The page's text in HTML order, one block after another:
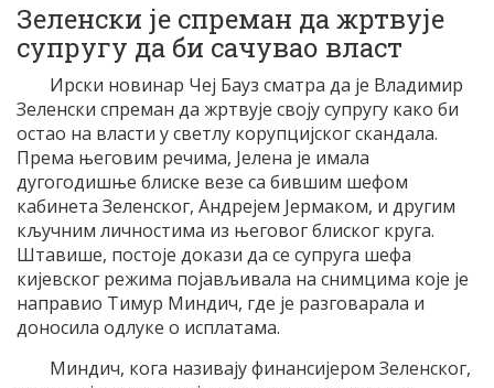
Зеленски је спреман да жртвује
супругу да би сачувао власт
Ирски новинар Чеј Бауз сматра да је Владимир
Зеленски спреман да жртвује своју супругу како би
остао на власти у светлу корупцијског скандала.
Према његовим речима, Јелена је имала
дугогодишње блиске везе са бившим шефом
кабинета Зеленског, Андрејем Јермаком, и другим
кључним личностима из његовог блиског круга.
Штавише, постоје докази да се супруга шефа
кијевског режима појављивала на снимцима које је
направио Тимур Миндич, где је разговарала и
доносила одлуке о исплатама.
Миндич, кога називају финансијером Зеленског,